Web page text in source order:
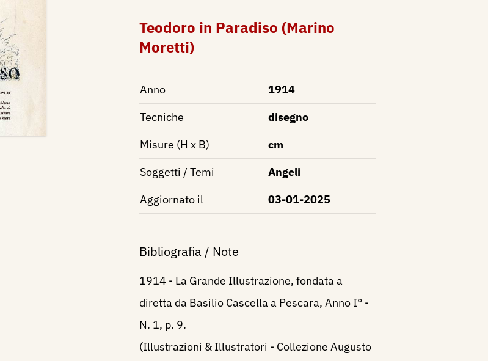
Teodoro in Paradiso (Marino
Moretti)
Anno
1914
Tecniche
disegno
Misure (H x B)
cm
Soggetti / Temi
Angeli
Aggiornato il
03-01-2025
Bibliografia / Note
1914 - La Grande Illustrazione, fondata a
diretta da Basilio Cascella a Pescara, Anno I° -
N. 1, p. 9.
(Illustrazioni & Illustratori - Collezione Augusto